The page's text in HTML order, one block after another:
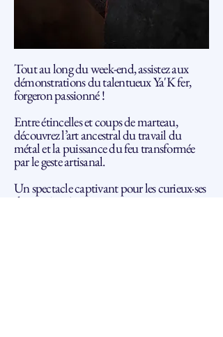
Tout au long du week-end, assistez aux
démonstrations du talentueux Ya'K fer,
forgeron passionné !
Entre étincelles et coups de marteau,
découvrez l’art ancestral du travail du
métal et la puissance du feu transformée
par le geste artisanal.
Un spectacle captivant pour les curieux·ses
de tous âges !